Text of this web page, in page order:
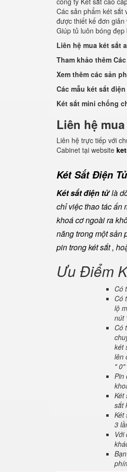
Các sản phẩm két sắt
được thiết kế đơn
Giúp tủ luôn bóng đẹp
Liên hệ mua két sắt
Tham khảo thêm
Xem thêm các sản
Các mẫu két sắt
Két sắt mini chống
Liên hệ
Liên hệ trực tiếp với
Cabinet tại website
Két Sắt Điện
Két sắt điện tửlà
chỉ việc thao tác ấn
khoá cơ ngoài ra
năng trong một sản
pin trong két sắt ,
Ưu Điểm
Có
Có
lộ
nút
Có
két
lên
" 0"
Pin
Két
sắt
Két
3
Với